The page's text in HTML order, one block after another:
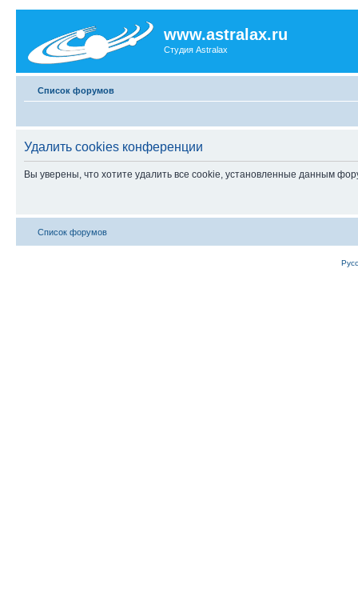
www.astralax.ru
Студия Astralax
Список форумов
Удалить cookies конференции
Вы уверены, что хотите удалить все cookie, установленные данным
Список форумов